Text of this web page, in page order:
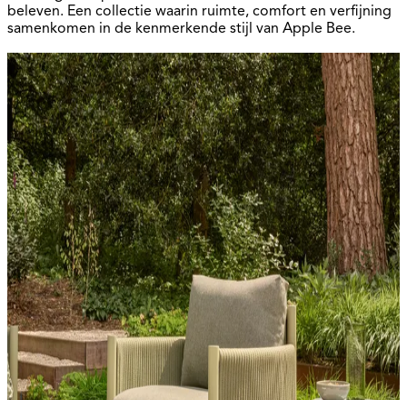
beleven. Een collectie waarin ruimte, comfort en verfijning
samenkomen in de kenmerkende stijl van Apple Bee.